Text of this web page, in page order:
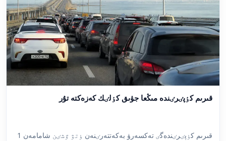
قىرىم كٶپٸرٸندە مىڭعا جۋىق كٶلٸك كەزەكتە تۇر
قىرىم كٶپٸرٸندەگٸ تەكسەرۋ بەكەتتەرٸنەن ٶتۋ ٷشٸن شامامەن 1